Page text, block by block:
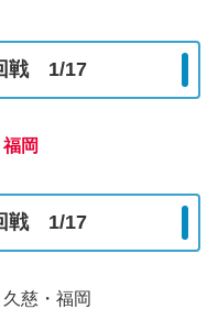
戦 1/17
岡
戦 1/17
慈・福岡